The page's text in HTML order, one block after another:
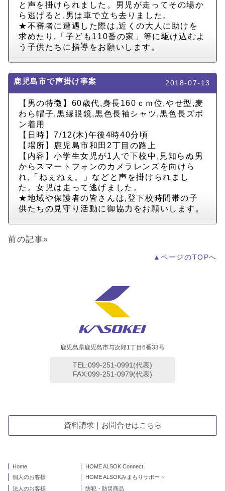
と声を掛けられました。男児が走ってその場か
ら逃げると,男は車で立ち去りました。
★不審者に遭遇した際は,近くの大人に助けを
求めたり,「子ども110番の家」等に駆け込むよ
う子供たちに指導をお願いします。
鹿児島市で声掛け事案 2018-07-13
【男の特徴】60歳代,身長160ｃｍ位,やせ型,麦
わら帽子,黒縁眼鏡,黒色長袖シャツ,黒色長ズボ
ン着用
【日時】7/12(木)午後4時40分頃
【場所】鹿児島市和田2丁目の路上
【内容】小学生女児が1人で下校中,見知らぬ男
からスマートフォンのカメラレンズを向けら
れ,「ねぇねぇ。」などと声を掛けられまし
た。女児は走って逃げました。
★地域や保護者の皆さんは,登下校時間帯の子
供たちの見守り活動に御協力をお願いします。
前の記事»
▲ページのTOPへ
鹿児島県鹿児島市与次郎1丁目6番33号
TEL:099-251-0991(代表)
FAX:099-251-0979(代表)
資料請求｜お問合せはこちら
Home
個人のお客様
法人のお客様
HOME ALSOK Connect
HOME ALSOKみまもりサポート
防犯・防災商品